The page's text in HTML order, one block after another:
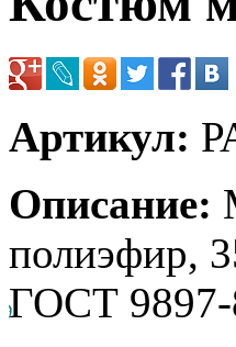
Артикул:
Описание:
полиэфир,
ГОСТ 9897-